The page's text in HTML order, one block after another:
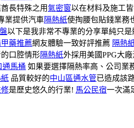
長特殊之用氣密窗以在材料及施工
業提供汽車隔熱紙使掏腰包貼錢業務
以下是我非常不專業的分享單純只
藥推薦網友體驗一致好評推薦 隔熱
口腔情形隔熱紙外採用美國PPG大
通馬桶 如果要選擇隔熱率高、公司業
品質較好的中山區通水管已造成該
是歷史悠久的行業! 馬公民宿一次滿